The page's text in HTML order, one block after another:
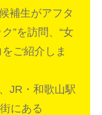
補生がアフタ
”を訪問、“女
ご紹介しま
JR・和歌山駅
にある